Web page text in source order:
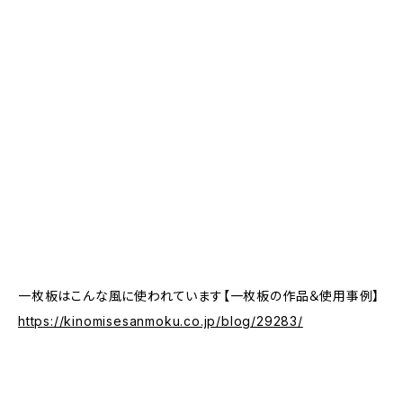
一枚板はこんな風に使われています【一枚板の作品＆使用事例】
https://kinomisesanmoku.co.jp/blog/29283/